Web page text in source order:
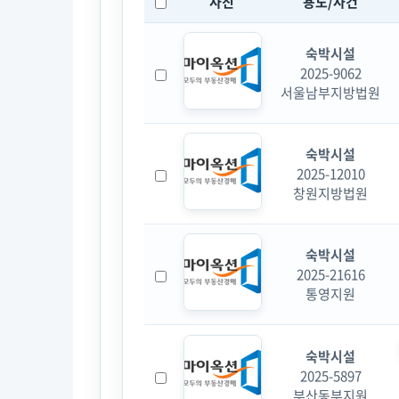
숙박시설
2025-9062
서울남부지방법원
숙박시설
2025-12010
창원지방법원
숙박시설
2025-21616
통영지원
숙박시설
2025-5897